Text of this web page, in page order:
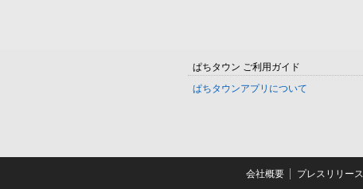
ぱちタウン ご利用ガイド
ぱちタウンアプリについて
会社概要 プレスリリース